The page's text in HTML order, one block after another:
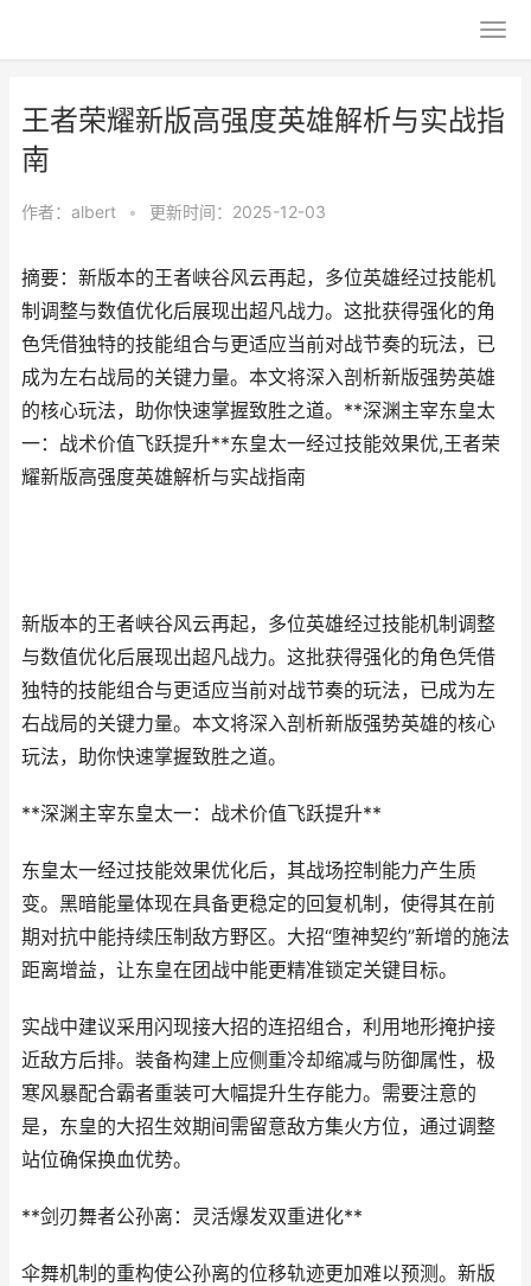
王者荣耀新版高强度英雄解析与实战指
南
作者： albert • 更新时间：2025-12-03
摘要：新版本的王者峡谷风云再起，多位英雄经过技能机
制调整与数值优化后展现出超凡战力。这批获得强化的角
色凭借独特的技能组合与更适应当前对战节奏的玩法，已
成为左右战局的关键力量。本文将深入剖析新版强势英雄
的核心玩法，助你快速掌握致胜之道。**深渊主宰东皇太
一：战术价值飞跃提升**东皇太一经过技能效果优,王者荣
耀新版高强度英雄解析与实战指南
新版本的王者峡谷风云再起，多位英雄经过技能机制调整
与数值优化后展现出超凡战力。这批获得强化的角色凭借
独特的技能组合与更适应当前对战节奏的玩法，已成为左
右战局的关键力量。本文将深入剖析新版强势英雄的核心
玩法，助你快速掌握致胜之道。
**深渊主宰东皇太一：战术价值飞跃提升**
东皇太一经过技能效果优化后，其战场控制能力产生质
变。黑暗能量体现在具备更稳定的回复机制，使得其在前
期对抗中能持续压制敌方野区。大招“堕神契约”新增的施法
距离增益，让东皇在团战中能更精准锁定关键目标。
实战中建议采用闪现接大招的连招组合，利用地形掩护接
近敌方后排。装备构建上应侧重冷却缩减与防御属性，极
寒风暴配合霸者重装可大幅提升生存能力。需要注意的
是，东皇的大招生效期间需留意敌方集火方位，通过调整
站位确保换血优势。
**剑刃舞者公孙离：灵活爆发双重进化**
伞舞机制的重构使公孙离的位移轨迹更加难以预测。新版